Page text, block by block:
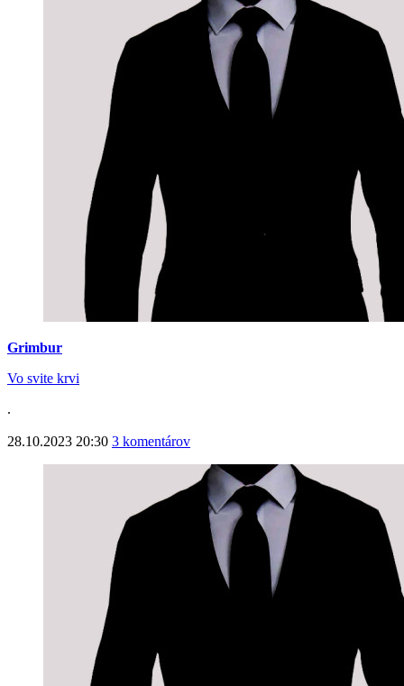
Grimbur
Vo svite krvi
.
28.10.2023 20:30 3 komentárov